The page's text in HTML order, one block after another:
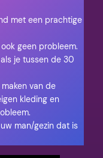
met een prachtige
geen probleem.
je tussen de 30
van de
kleding en
man/gezin dat is